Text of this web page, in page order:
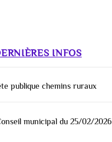
INFOS
publique chemins ruraux
municipal du 25/02/2026